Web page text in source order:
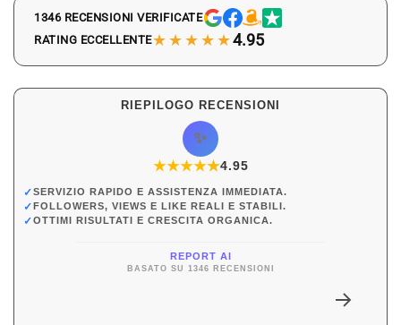
1346 RECENSIONI VERIFICATE
RATING ECCELLENTE★★★★★4.95
RIEPILOGO RECENSIONI
✨
★★★★★
★4.95
✓SERVIZIO RAPIDO E ASSISTENZA IMMEDIATA.
✓FOLLOWERS, VIEWS E LIKE REALI E STABILI.
✓OTTIMI RISULTATI E CRESCITA ORGANICA.
REPORT AI
BASATO SU 1346 RECENSIONI